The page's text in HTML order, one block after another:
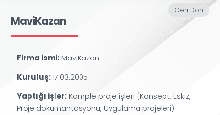
Geri Dön
MaviKazan
Firma ismi: MaviKazan
Kuruluş:17.03.2005
Yaptığı işler: Komple proje işleri (Konsept, Eskiz,
Proje dökümantasyonu, Uygulama projeleri)